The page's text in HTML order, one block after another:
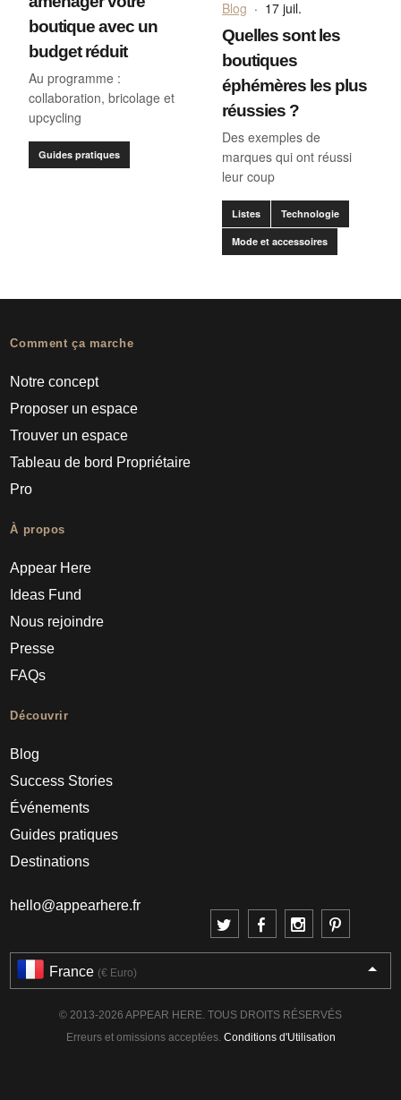
boutique avec un
budget réduit
Au programme :
collaboration, bricolage et
upcycling
Guides pratiques
Blog · 17 juil.
Quelles sont les
boutiques
éphémères les plus
réussies ?
Des exemples de
marques qui ont réussi
leur coup
Listes Technologie
Mode et accessoires
Comment ça marche
Notre concept
Proposer un espace
Trouver un espace
Tableau de bord Propriétaire
Pro
À propos
Appear Here
Ideas Fund
Nous rejoindre
Presse
FAQs
Découvrir
Blog
Success Stories
Événements
Guides pratiques
Destinations
hello@appearhere.fr
France (€ Euro)
© 2013-2026 APPEAR HERE. TOUS DROITS RÉSERVÉS
Erreurs et omissions acceptées. Conditions d'Utilisation